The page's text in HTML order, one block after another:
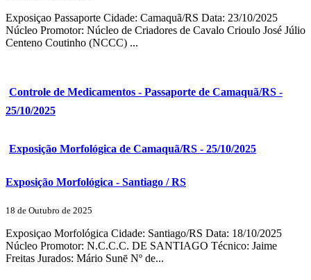
Exposiçao Passaporte Cidade: Camaquã/RS Data: 23/10/2025
Núcleo Promotor: Núcleo de Criadores de Cavalo Crioulo José Júlio
Centeno Coutinho (NCCC) ...
Controle de Medicamentos - Passaporte de Camaquã/RS -
25/10/2025
Exposição Morfológica de Camaquã/RS - 25/10/2025
Exposição Morfológica - Santiago / RS
18 de Outubro de 2025
Exposiçao Morfológica Cidade: Santiago/RS Data: 18/10/2025
Núcleo Promotor: N.C.C.C. DE SANTIAGO Técnico: Jaime
Freitas Jurados: Mário Sunē Nº de...